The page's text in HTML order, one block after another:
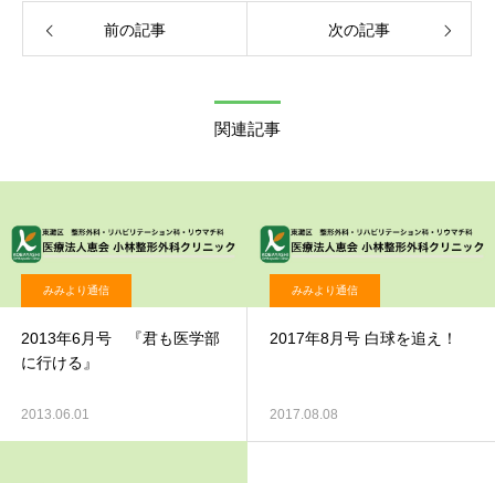
前の記事 次の記事
関連記事
みみより通信
2013年6月号 『君も医学部
に行ける』
2013.06.01
みみより通信
2017年8月号 白球を追え！
2017.08.08